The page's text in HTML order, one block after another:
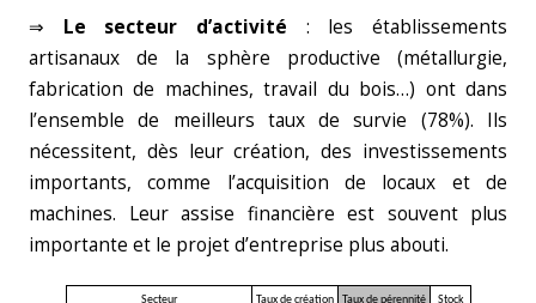
⇒ Le secteur d’activité : les établissements
artisanaux de la sphère productive (métallurgie,
fabrication de machines, travail du bois…) ont dans
l’ensemble de meilleurs taux de survie (78%). Ils
nécessitent, dès leur création, des investissements
importants, comme l’acquisition de locaux et de
machines. Leur assise financière est souvent plus
importante et le projet d’entreprise plus abouti.
Secteur Taux de création Taux de pérennité
Stock